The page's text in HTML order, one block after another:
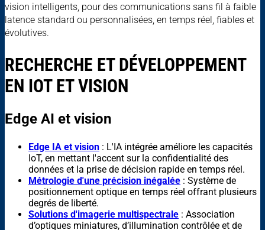
vision intelligents, pour des communications sans fil à faible
latence standard ou personnalisées, en temps réel, fiables et
évolutives.
RECHERCHE ET DÉVELOPPEMENT
EN IOT ET VISION
Edge AI et vision
Edge IA et vision : L'IA intégrée améliore les capacités
IoT, en mettant l'accent sur la confidentialité des
données et la prise de décision rapide en temps réel.
Métrologie d'une précision inégalée : Système de
positionnement optique en temps réel offrant plusieurs
degrés de liberté.
Solutions d'imagerie multispectrale : Association
d’optiques miniatures, d’illumination contrôlée et de